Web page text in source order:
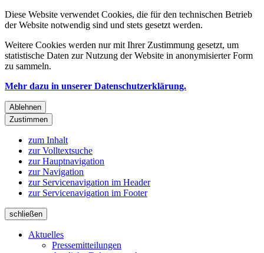
Diese Website verwendet Cookies, die für den technischen Betrieb
der Website notwendig sind und stets gesetzt werden.
Weitere Cookies werden nur mit Ihrer Zustimmung gesetzt, um
statistische Daten zur Nutzung der Website in anonymisierter Form
zu sammeln.
Mehr dazu in unserer Datenschutzerklärung.
Ablehnen
Zustimmen
zum Inhalt
zur Volltextsuche
zur Hauptnavigation
zur Navigation
zur Servicenavigation im Header
zur Servicenavigation im Footer
schließen
Aktuelles
Pressemitteilungen